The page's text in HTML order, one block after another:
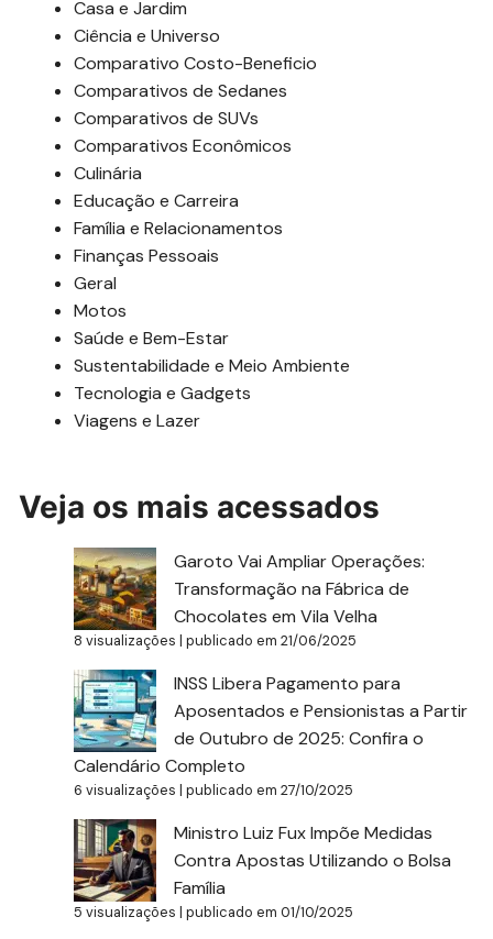
Casa e Jardim
Ciência e Universo
Comparativo Costo-Beneficio
Comparativos de Sedanes
Comparativos de SUVs
Comparativos Econômicos
Culinária
Educação e Carreira
Família e Relacionamentos
Finanças Pessoais
Geral
Motos
Saúde e Bem-Estar
Sustentabilidade e Meio Ambiente
Tecnologia e Gadgets
Viagens e Lazer
Veja os mais acessados
Garoto Vai Ampliar Operações:
Transformação na Fábrica de
Chocolates em Vila Velha
8 visualizações |publicado em 21/06/2025
INSS Libera Pagamento para
Aposentados e Pensionistas a Partir
de Outubro de 2025: Confira o
Calendário Completo
6 visualizações |publicado em 27/10/2025
Ministro Luiz Fux Impõe Medidas
Contra Apostas Utilizando o Bolsa
Família
5 visualizações |publicado em 01/10/2025